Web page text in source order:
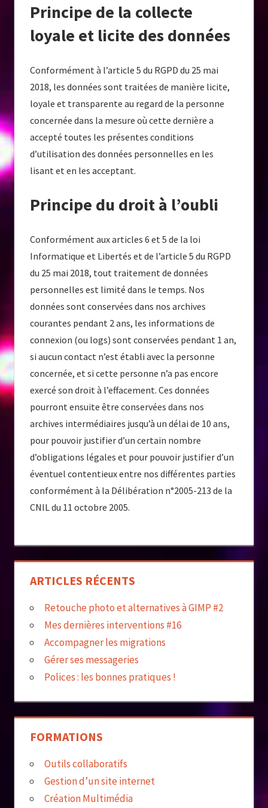
Principe de la collecte
loyale et licite des données
Conformément à l’article 5 du RGPD du 25 mai
2018, les données sont traitées de manière licite,
loyale et transparente au regard de la personne
concernée dans la mesure où cette dernière a
accepté toutes les présentes conditions
d’utilisation des données personnelles en les
lisant et en les acceptant.
Principe du droit à l’oubli
Conformément aux articles 6 et 5 de la loi
Informatique et Libertés et de l’article 5 du RGPD
du 25 mai 2018, tout traitement de données
personnelles est limité dans le temps. Nos
données sont conservées dans nos archives
courantes pendant 2 ans, les informations de
connexion (ou logs) sont conservées pendant 1 an,
si aucun contact n’est établi avec la personne
concernée, et si cette personne n’a pas encore
exercé son droit à l’effacement. Ces données
pourront ensuite être conservées dans nos
archives intermédiaires jusqu’à un délai de 10 ans,
pour pouvoir justifier d’un certain nombre
d’obligations légales et pour pouvoir justifier d’un
éventuel contentieux entre nos différentes parties
conformément à la Délibération n°2005-213 de la
CNIL du 11 octobre 2005.
ARTICLES RÉCENTS
Retouche photo et alternatives à GIMP #2
Mes dernières interventions #16
Accompagner les migrations
Gérer ses messageries
Polices : les bonnes pratiques !
FORMATIONS
Outils collaboratifs
Gestion d’un site internet
Création Multimédia